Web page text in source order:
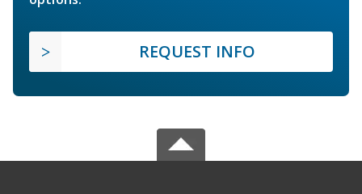
REQUEST INFO